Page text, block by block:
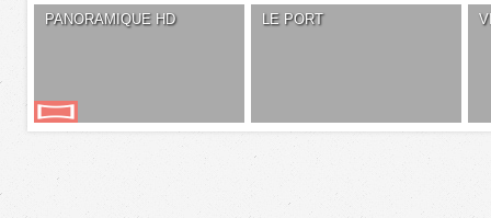
PANORAMIQUE HD LE PORT